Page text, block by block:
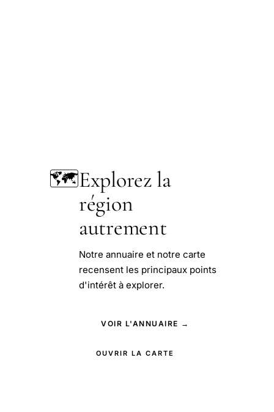
🗺️Explorez la
région
autrement
Notre annuaire et notre carte
recensent les principaux points
d'intérêt à explorer.
VOIR L'ANNUAIRE →
OUVRIR LA CARTE